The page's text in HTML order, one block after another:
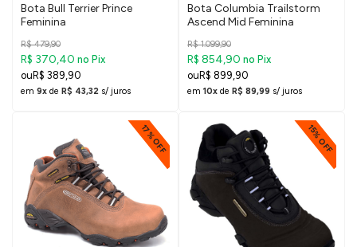
Bota Bull Terrier Prince
Feminina
R$ 479,90
R$ 370,40 no Pix
R$ 389,90
em 9x de R$ 43,32 s/ juros
Bota Columbia Trailstorm
Ascend Mid Feminina
R$ 1.099,90
R$ 854,90 no Pix
R$ 899,90
em 10x de R$ 89,99 s/ juros
17% OFF
FRETE GRÁTIS
15% OFF